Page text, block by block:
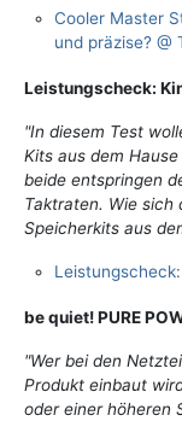
Cooler Master
und präzise? @
Leistungscheck:
"In diesem Test
Kits aus dem
beide entspringen
Taktraten. Wie sich
Speicherkits aus
be quiet! PURE
"Wer bei den
Produkt einbaut
oder einer höheren